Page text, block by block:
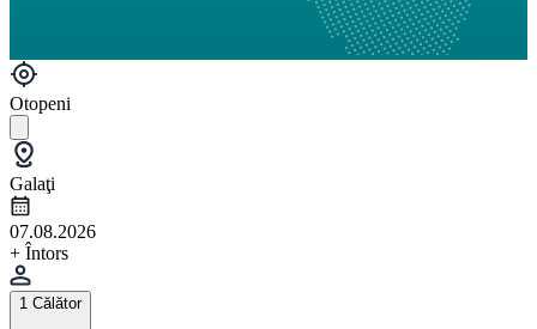
Otopeni
Galaţi
07.08.2026
+ Întors
1 Călător